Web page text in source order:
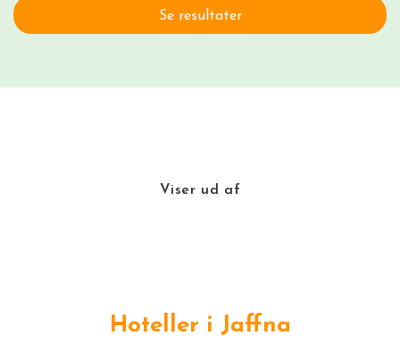
Se resultater
Viser ud af
Hoteller i Jaffna